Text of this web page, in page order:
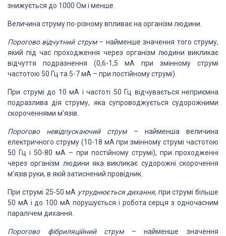
знижується до 1000 Ом і менше.
Величина струму по-різному впливає на організм людини.
Порогово відчутний струм– найменше значення того струму,
який під час проходження через організм людини викликає
відчуття подразнення (0,6-1,5 мА при змінному струмі
частотою 50 Гц та 5-7 мА – при постійному струмі).
При струмі до 10 мА і частоті 50 Гц відчувається неприємна
подразлива дія струму, яка супроводжується судорожними
скороченнями м’язів.
Порогово невідпускаючий струм– найменша величина
електричного струму (10-18 мА при змінному струмі частотою
50 Гц і 50-80 мА – при постійному струмі), при проходженні
через організм людини яка викликає судорожні скорочення
м’язів руки, в якій затиснений провідник.
При струмі 25-50 мА утруднюється дихання,при струмі більше
50 мА і до 100 мА порушується і робота серця з одночасним
паралічем дихання.
Порогово фібриляційний струм– найменше значення